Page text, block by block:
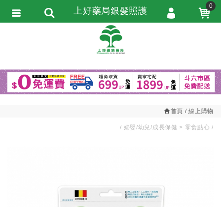
首頁 線上購物
婦嬰/幼兒/成長保健 零食點心
上好藥局銀髮照護 0
會員登入
會員註冊
忘記密碼
訂單查詢
匯款通知
繁體中文